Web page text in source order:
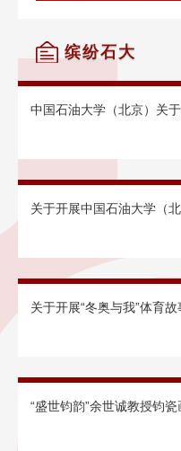
缤纷石大
中国石油大学（北京）关
关于开展中国石油大学（
关于开展“冬奥与我”体育
“盛世钧韵”余世诚教授钧